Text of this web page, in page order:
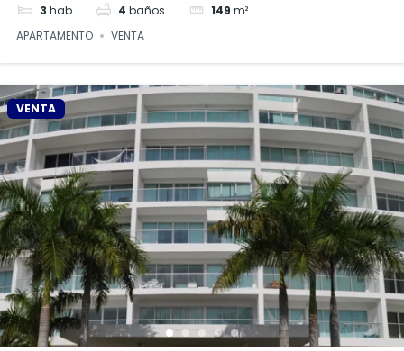
3 hab 4 baños 149 m²
APARTAMENTO
VENTA
VENTA